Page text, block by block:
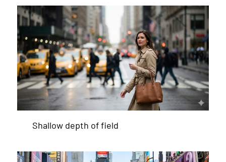
Shallow depth of field